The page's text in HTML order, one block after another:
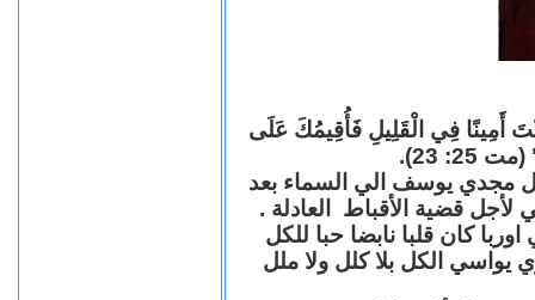
أَمِينًا فِي الْقَلِيلِ فَأُقِيمُكَ عَلَى
23).
مجدي يوسف الي السماء بعد
قضية الأقباط العادلة .
كان قلبا نابضا حبا للكل
يواسي الكل بلا كلل ولا ملل